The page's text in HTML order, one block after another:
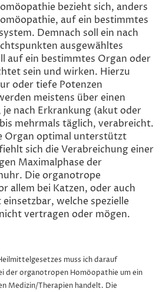
bezieht sich, anders
auf ein bestimmtes
Demnach soll ein nach
ausgewähltes
auf ein bestimmtes Organ oder
sein und wirken. Hierzu
oder tiefe Potenzen
meistens über einen
nach Erkrankung (akut oder
mehrmals täglich, verabreicht.
Organ optimal unterstützt
sich die Verabreichung einer
Maximalphase der
Die organotrope
allem bei Katzen, oder auch
welche spezielle
vertragen oder mögen.
muss ich darauf
der organotropen Homöopathie um ein
Medizin/Therapien handelt. Die